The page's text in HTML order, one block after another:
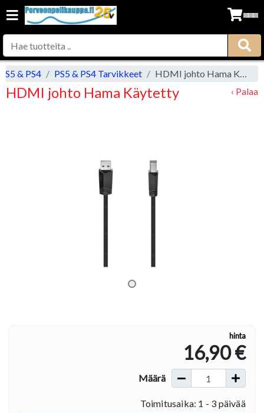
PS5 & PS4 PS5 & PS4 Tarvikkeet HDMI johto Hama Käytetty
HDMI johto Hama Käytetty ‹ Palaa
hinta
16,90 €
Määrä
Toimitusaika: 1 - 3 päivää